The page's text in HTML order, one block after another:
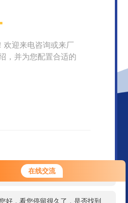
在线交流
您好！欢迎前来咨询，很高兴为您
服务，请问您要咨询什么问题呢？
好，看您停留很久了，是否找到
欢迎来电咨询或来厂
，并为您配置合适的